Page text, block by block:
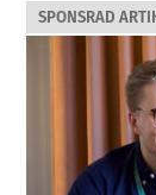
SPONSRAD